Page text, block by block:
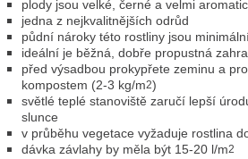
plody jsou velké, černé a velmi
jedna z nejkvalitnějších odrůd
půdní nároky této rostliny jsou
ideální je běžná, dobře propustná
před výsadbou prokypřete zeminu a
kompostem (2-3 kg/m2)
světlé teplé stanoviště zaručí lepší
slunce
v průběhu vegetace vyžaduje rostlina
dávka závlahy by měla být 15-20 l/m2